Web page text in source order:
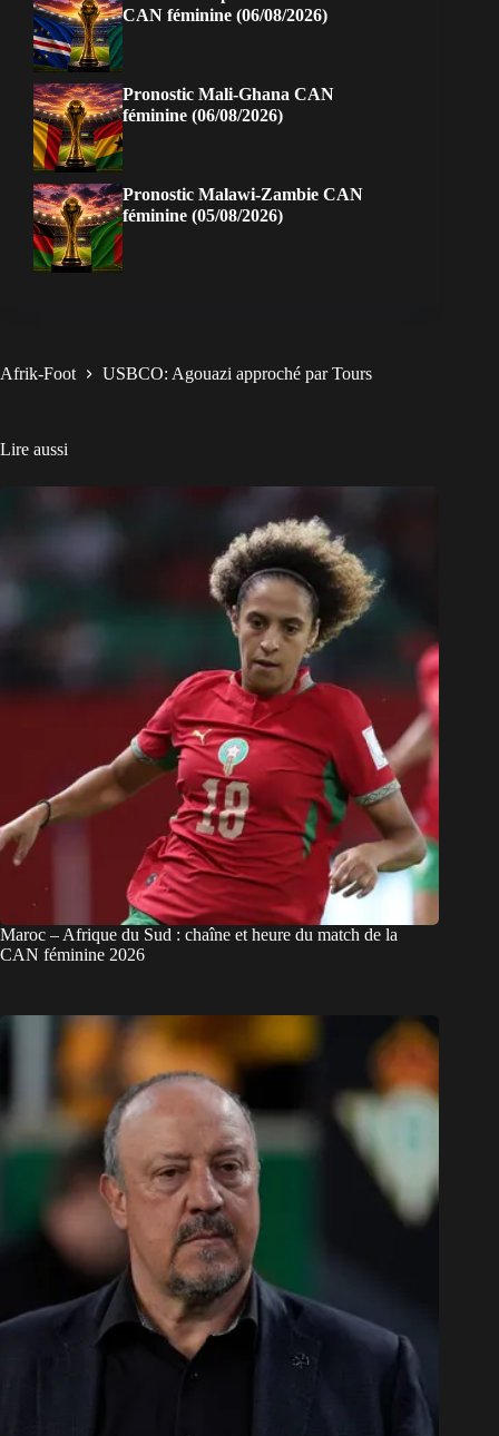
CAN féminine (06/08/2026)
Pronostic Mali-Ghana CAN
féminine (06/08/2026)
Pronostic Malawi-Zambie CAN
féminine (05/08/2026)
Afrik-Foot USBCO: Agouazi approché par Tours
Lire aussi
Maroc – Afrique du Sud : chaîne et heure du match de la
CAN féminine 2026